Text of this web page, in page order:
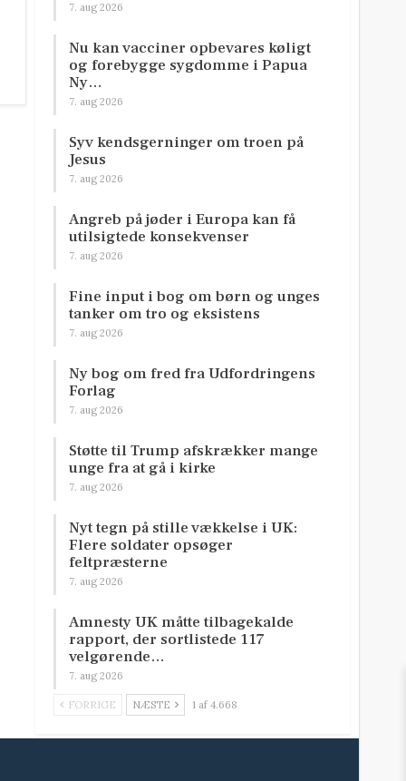
7. aug 2026
Nu kan vacciner opbevares køligt
og forebygge sygdomme i Papua
Ny…
7. aug 2026
Syv kendsgerninger om troen på
Jesus
7. aug 2026
Angreb på jøder i Europa kan få
utilsigtede konsekvenser
7. aug 2026
Fine input i bog om børn og unges
tanker om tro og eksistens
7. aug 2026
Ny bog om fred fra Udfordringens
Forlag
7. aug 2026
Støtte til Trump afskrækker mange
unge fra at gå i kirke
7. aug 2026
Nyt tegn på stille vækkelse i UK:
Flere soldater opsøger
feltpræsterne
7. aug 2026
Amnesty UK måtte tilbagekalde
rapport, der sortlistede 117
velgørende…
7. aug 2026
FORRIGE NÆSTE 1 af 4.668